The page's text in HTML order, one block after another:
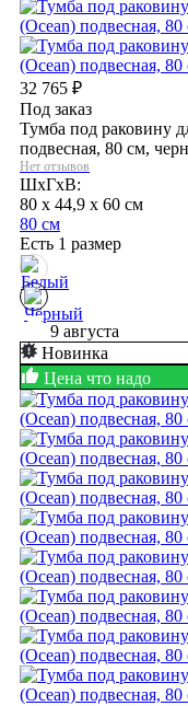
32 765 ₽
Под заказ
Тумба под раковину
подвесная, 80 см,
Нет отзывов
ШхГхВ:
80 x 44,9 x 60 см
80 см
Есть 1 размер
9 августа
Новинка
Цена что надо